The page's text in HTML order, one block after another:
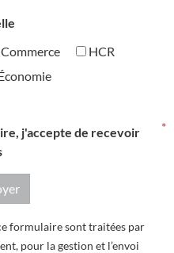
Commerce
HCR
j'accepte de recevoir
formulaire sont traitées par
pour la gestion et l’envoi